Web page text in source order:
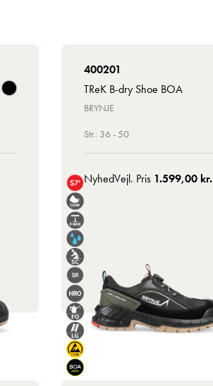
400201
TReK B-dry Shoe BOA
BRYNJE
Str.: 36 - 50
NyhedVejl. Pris 1.599,00 kr.